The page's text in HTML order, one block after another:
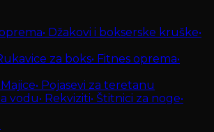
• Džakovi i bokserske kruške•
za boks• Fitnes oprema•
Majice• Pojasevi za teretanu
vodu• Rekviziti• Štitnici za noge•